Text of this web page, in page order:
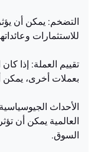
التضخم: يمكن أن
للاستثمارات
تقييم العملة: إذا
بعملات أخرى، يمكن
الأحداث
العالمية يمكن أن
السوق.